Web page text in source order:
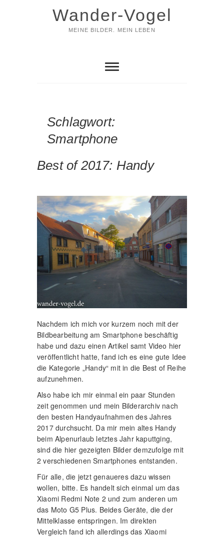
Wander-Vogel
MEINE BILDER. MEIN LEBEN
Schlagwort:
Smartphone
Best of 2017: Handy
Nachdem ich mich vor kurzem noch mit der
Bildbearbeitung am Smartphone beschäftig
habe und dazu einen Artikel samt Video hier
veröffentlicht hatte, fand ich es eine gute Idee
die Kategorie „Handy“ mit in die Best of Reihe
aufzunehmen.
Also habe ich mir einmal ein paar Stunden
zeit genommen und mein Bilderarchiv nach
den besten Handyaufnahmen des Jahres
2017 durchsucht. Da mir mein altes Handy
beim Alpenurlaub letztes Jahr kaputtging,
sind die hier gezeigten Bilder demzufolge mit
2 verschiedenen Smartphones entstanden.
Für alle, die jetzt genaueres dazu wissen
wollen, bitte. Es handelt sich einmal um das
Xiaomi Redmi Note 2 und zum anderen um
das Moto G5 Plus. Beides Geräte, die der
Mittelklasse entspringen. Im direkten
Vergleich fand ich allerdings das Xiaomi